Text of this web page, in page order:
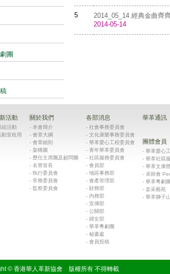
團
5
2014_05_14 經典金曲齊
2014-05-14
活動
組活動
動室租用
關於我們
- 本會簡介
- 會章大綱
- 會章細則
- 架構圖
- 歷任主席團及顧問團
- 名譽首長
- 執行委員會
- 常務委員會
- 監察委員會
各部消息
- 社會事務委員會
- 文化康樂事務委員會
- 華革愛心工程委員會
- 青年華革委員會
- 社區服務委員會
- 會員部
- 地區事務部
- 會產管理部
- 財務部
- 內務部
- 宣傳部
- 公關部
- 婦女部
- 華革粵劇團
- 秘書處
- 會員投稿
華革通訊
團體會員
- 華革愛心
- 華革社區
- 華革文康
- 卓師會
- 華革粵劇團
- 姿采藝苑
- 華革獅子
© 香港華人革新協會 版權所有 不得轉載